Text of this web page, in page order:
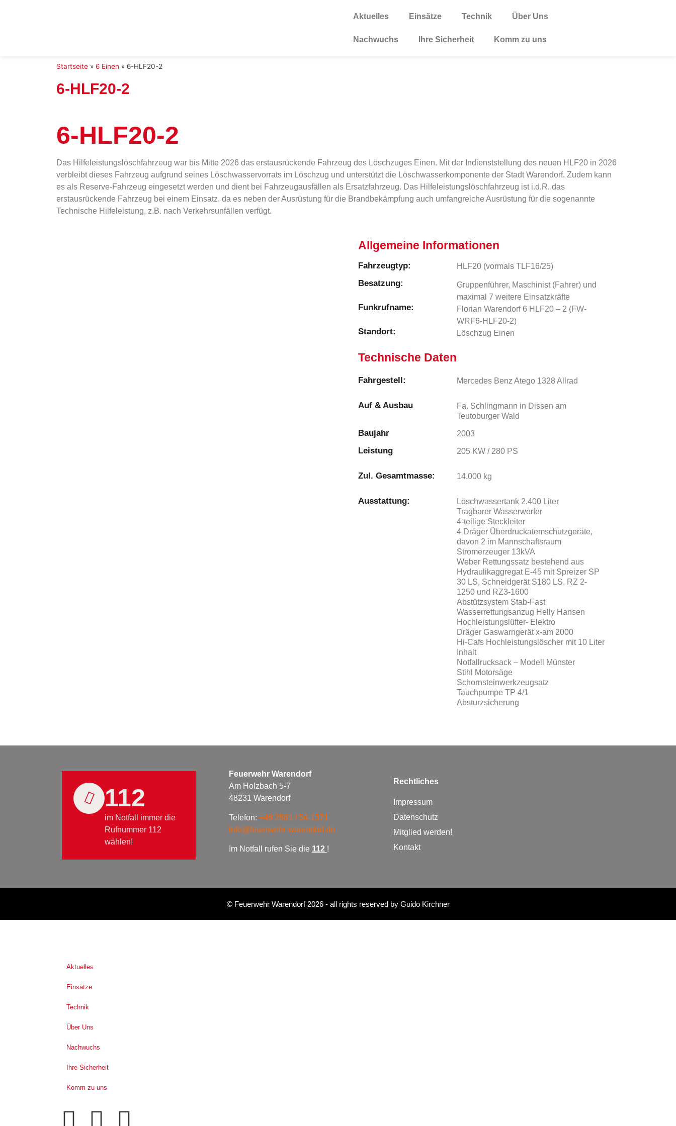
Aktuelles Einsätze Technik Über Uns
Nachwuchs Ihre Sicherheit Komm zu uns
Startseite » 6 Einen » 6-HLF20-2
6-HLF20-2
6-HLF20-2
Das Hilfeleistungslöschfahrzeug war bis Mitte 2026 das erstausrückende Fahrzeug des Löschzuges Einen. Mit der Indienststellung des neuen HLF20 in 2026
verbleibt dieses Fahrzeug aufgrund seines Löschwasservorrats im Löschzug und unterstützt die Löschwasserkomponente der Stadt Warendorf. Zudem kann
es als Reserve-Fahrzeug eingesetzt werden und dient bei Fahrzeugausfällen als Ersatzfahrzeug. Das Hilfeleistungslöschfahrzeug ist i.d.R. das
erstausrückende Fahrzeug bei einem Einsatz, da es neben der Ausrüstung für die Brandbekämpfung auch umfangreiche Ausrüstung für die sogenannte
Technische Hilfeleistung, z.B. nach Verkehrsunfällen verfügt.
Allgemeine Informationen
Fahrzeugtyp: HLF20 (vormals TLF16/25)
Besatzung:
Gruppenführer, Maschinist (Fahrer) und
maximal 7 weitere Einsatzkräfte
Funkrufname:
Florian Warendorf 6 HLF20 – 2 (FW-
WRF6-HLF20-2)
Standort: Löschzug Einen
Technische Daten
Fahrgestell:​ Mercedes Benz Atego 1328 Allrad
Auf & Ausbau
Fa. Schlingmann in Dissen am
Teutoburger Wald
Baujahr 2003
Leistung 205 KW / 280 PS
Zul. Gesamtmasse: 14.000 kg
Ausstattung:
Löschwassertank 2.400 Liter
Tragbarer Wasserwerfer
4-teilige Steckleiter
4 Dräger Überdruckatemschutzgeräte,
davon 2 im Mannschaftsraum
Stromerzeuger 13kVA
Weber Rettungssatz bestehend aus
Hydraulikaggregat E-45 mit Spreizer SP
30 LS, Schneidgerät S180 LS, RZ 2-
1250 und RZ3-1600
Abstützsystem Stab-Fast
Wasserrettungsanzug Helly Hansen
Hochleistungslüfter- Elektro
Dräger Gaswarngerät x-am 2000
Hi-Cafs Hochleistungslöscher mit 10 Liter
Inhalt
Notfallrucksack – Modell Münster
Stihl Motorsäge
Schornsteinwerkzeugsatz
Tauchpumpe TP 4/1
Absturzsicherung
112
im Notfall immer die
Rufnummer 112
wählen!
Feuerwehr Warendorf
Am Holzbach 5-7
48231 Warendorf
Telefon: +49 2581 / 54-1371
info@feuerwehr-warendorf.de
Im Notfall rufen Sie die 112 !
Rechtliches
Impressum
Datenschutz
Mitglied werden!
Kontakt
© Feuerwehr Warendorf 2026- all rights reserved by Guido Kirchner
Aktuelles
Einsätze
Technik
Über Uns
Nachwuchs
Ihre Sicherheit
Komm zu uns